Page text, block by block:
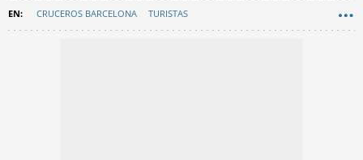
CRUCEROS BARCELONA TURISTAS